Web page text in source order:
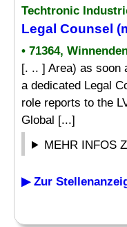
Techtronic
Legal Counsel
• 71364,
[. .. ] Area) as soon
a dedicated Legal
role reports to the
Global [...]
MEHR INFOS
▶ Zur